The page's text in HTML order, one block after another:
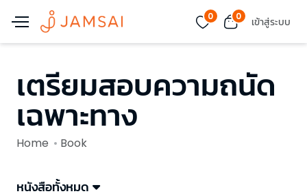
0 0 เข้าสู่ระบบ
เตรียมสอบความถนัด
เฉพาะทาง
Home Book
หนังสือทั้งหมด